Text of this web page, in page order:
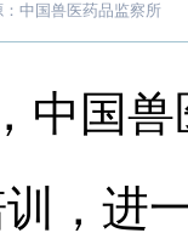
：中国兽医药品监察所
中国
，进